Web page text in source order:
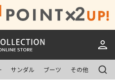
サンダル ブーツ その他